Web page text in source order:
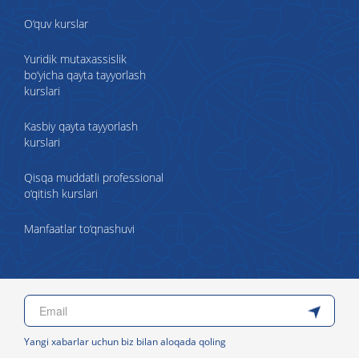
O‘quv kurslar
Yuridik mutaxassislik
bo‘yicha qayta tayyorlash
kurslari
Kasbiy qayta tayyorlash
kurslari
Qisqa muddatli professional
o‘qitish kurslari
Manfaatlar to‘qnashuvi
Yangi xabarlar uchun biz bilan aloqada qoling